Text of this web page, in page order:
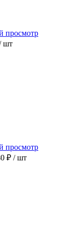
просмотр
шт
просмотр
₽ / шт